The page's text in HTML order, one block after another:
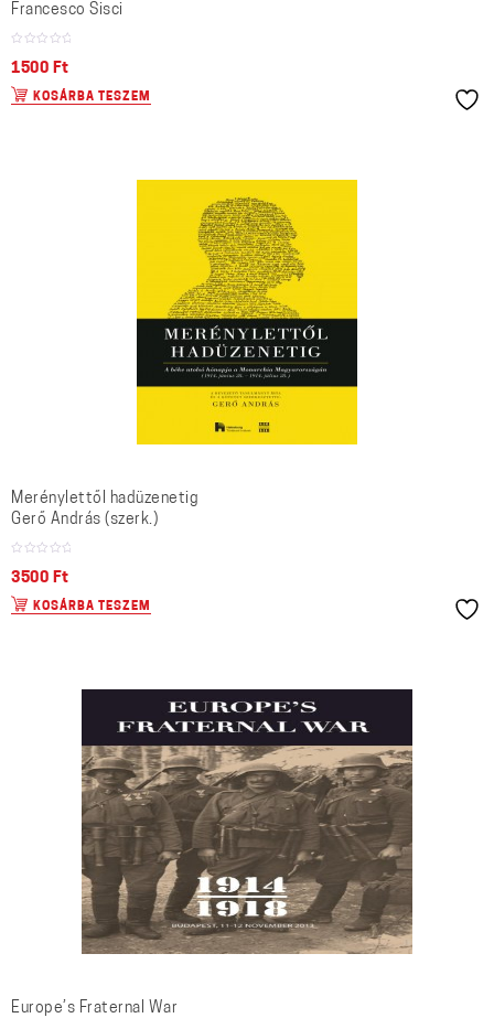
Francesco Sisci
1500 Ft
KOSÁRBA TESZEM
Merénylettől hadüzenetig
Gerő András (szerk.)
3500 Ft
KOSÁRBA TESZEM
Europe’s Fraternal War